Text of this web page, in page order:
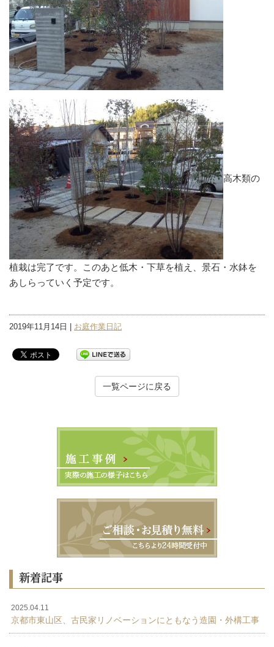
高木類の
植栽は完了です。このあと低木・下草を植え、景石・水鉢を
あしらっていく予定です。
2019年11月14日 | お庭作業日記
一覧ページに戻る
新着記事
2025.04.11
京都市東山区、古民家リノベーションにともなう造園・外構工事